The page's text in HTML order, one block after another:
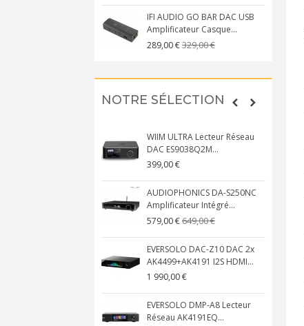
IFI AUDIO GO BAR DAC USB
Amplificateur Casque...
289,00 €329,00 €
NOTRE SÉLECTION
WIIM ULTRA Lecteur Réseau
DAC ES9038Q2M...
399,00 €
AUDIOPHONICS DA-S250NC
Amplificateur Intégré...
579,00 €649,00 €
EVERSOLO DAC-Z10 DAC 2x
AK4499+AK4191 I2S HDMI...
1 990,00 €
EVERSOLO DMP-A8 Lecteur
Réseau AK4191EQ...